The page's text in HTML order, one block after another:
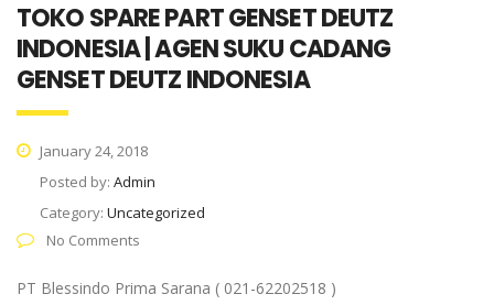
TOKO SPARE PART GENSET DEUTZ
INDONESIA | AGEN SUKU CADANG
GENSET DEUTZ INDONESIA
January 24, 2018
Posted by: Admin
Category: Uncategorized
No Comments
PT Blessindo Prima Sarana ( 021-62202518 )